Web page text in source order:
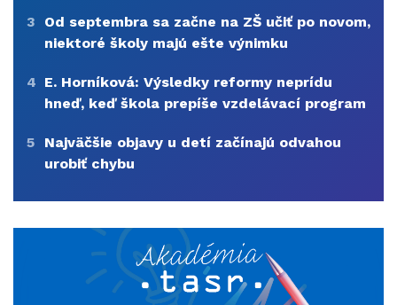
3
Od septembra sa začne na ZŠ učiť po novom,
niektoré školy majú ešte výnimku
4 E. Horníková: Výsledky reformy neprídu
hneď, keď škola prepíše vzdelávací program
5
Najväčšie objavy u detí začínajú odvahou
urobiť chybu